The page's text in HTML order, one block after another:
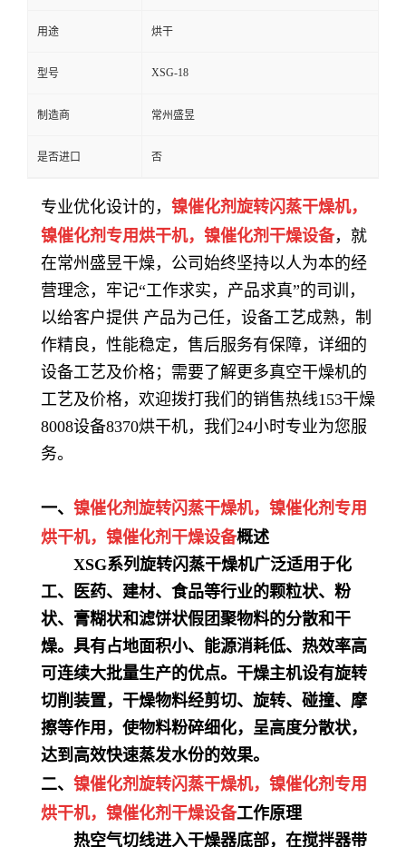
用途 烘干
型号 XSG-18
制造商 常州盛昱
是否进口 否
专业优化设计的， 镍催化剂旋转闪蒸干燥机，
镍催化剂专用烘干机， 镍催化剂干燥设备，就
在常州盛昱干燥，公司始终坚持以人为本的经
营理念，牢记“工作求实，产品求真”的司训，
以给客户提供 产品为己任，设备工艺成熟，制
作精良，性能稳定，售后服务有保障，详细的
设备工艺及价格；需要了解更多真空干燥机的
工艺及价格，欢迎拨打我们的销售热线153干燥
8008设备8370烘干机，我们24小时专业为您服
务。
一、 镍催化剂旋转闪蒸干燥机， 镍催化剂专用
烘干机， 镍催化剂干燥设备概述
XSG系列旋转闪蒸干燥机广泛适用于化
工、医药、建材、食品等行业的颗粒状、粉
状、膏糊状和滤饼状假团聚物料的分散和干
燥。具有占地面积小、能源消耗低、热效率高
可连续大批量生产的优点。干燥主机设有旋转
切削装置，干燥物料经剪切、旋转、碰撞、摩
擦等作用，使物料粉碎细化，呈高度分散状，
达到高效快速蒸发水份的效果。
二、 镍催化剂旋转闪蒸干燥机， 镍催化剂专用
烘干机， 镍催化剂干燥设备工作原理
热空气切线进入干燥器底部，在搅拌器带